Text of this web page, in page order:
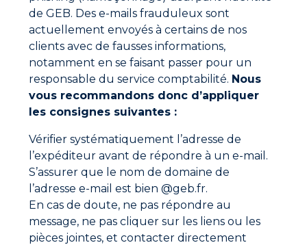
Les surfaces à coller doivent être dégraissées et
dépoussiérées.
Pour les collages techniques, il est conseillé de
stocker à une température comprise entre + 15°C et
+ 30°C au moins 24 heures avant l’encollage, la colle
et les matériaux à coller.
Ne pas coller dans des locaux humides ou
poussiéreux et sur des matériaux humides.
Enduire uniformément les 2 faces à assembler (avec
pinceau, spatule crantée ou avec la pointe du tube).
Laisser sécher pendant 10 à 15 minutes (suivant
température et épaisseur de film) jusqu’à ce que la
colle n’adhère presque plus au doigt.
Appliquer les 2 faces en pressant, en martelant ou
en marouflant.
La prise est immédiate mais le maximum de
résistance ne sera obtenu qu’après 48 heures.
Documentations à télécharger
Fiche technique
Fiche de données de sécurité
de GEB. Des e-mails frauduleux sont
actuellement envoyés à certains de nos
clients avec de fausses informations,
notamment en se faisant passer pour un
responsable du service comptabilité. Nous
vous recommandons donc d’appliquer
les consignes suivantes :
Vérifier systématiquement l’adresse de
l’expéditeur avant de répondre à un e-mail.
S’assurer que le nom de domaine de
l’adresse e-mail est bien @geb.fr.
En cas de doute, ne pas répondre au
message, ne pas cliquer sur les liens ou les
pièces jointes, et contacter directement